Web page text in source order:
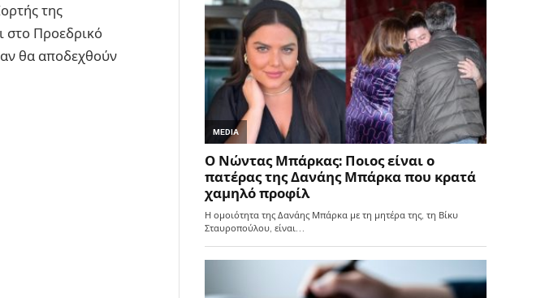
της
στο Προεδρικό
θα αποδεχθούν